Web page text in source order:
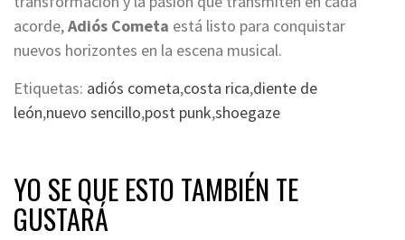
acorde,Adiós Cometa está listo para conquistar
nuevos horizontes en la escena musical.
Etiquetas: adiós cometa,costa rica,diente de
león,nuevo sencillo,post punk,shoegaze
YO SE QUE ESTO TAMBIÉN TE
GUSTARÁ